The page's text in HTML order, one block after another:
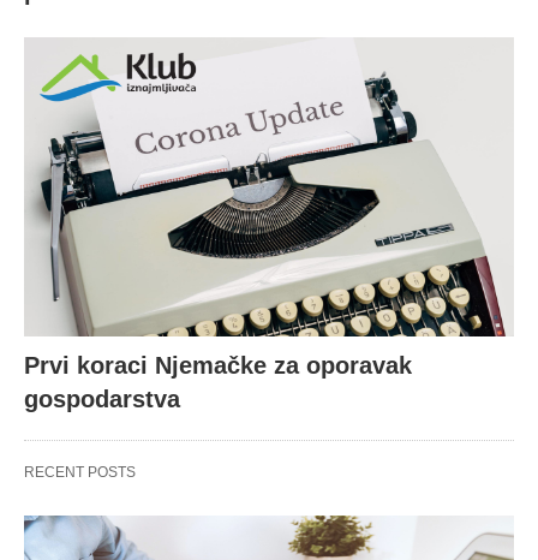
Prvi koraci Njemačke za oporavak
gospodarstva
RECENT POSTS